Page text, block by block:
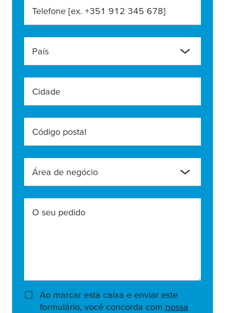
Telefone [ex. +351 912 345 678]
País
Cidade
Código postal
Área de negócio
O seu pedido
Ao marcar esta caixa e enviar este
formulário, você concorda com nossa